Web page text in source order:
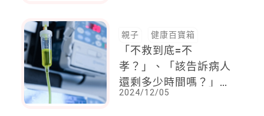
親子 健康百寶箱
「不救到底=不
孝？」、「該告訴病人
還剩多少時間嗎？」
病房裡的兩難：是救
2024/12/05